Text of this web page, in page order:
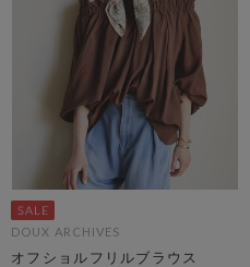
DOUX ARCHIVES
オフショルフリルブラウス